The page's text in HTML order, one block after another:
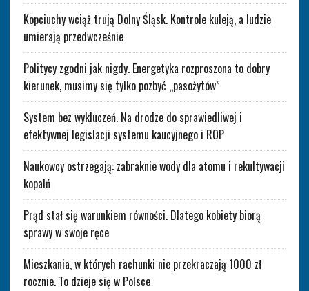
Kopciuchy wciąż trują Dolny Śląsk. Kontrole kuleją, a ludzie
umierają przedwcześnie
Politycy zgodni jak nigdy. Energetyka rozproszona to dobry
kierunek, musimy się tylko pozbyć „pasożytów”
System bez wykluczeń. Na drodze do sprawiedliwej i
efektywnej legislacji systemu kaucyjnego i ROP
Naukowcy ostrzegają: zabraknie wody dla atomu i rekultywacji
kopalń
Prąd stał się warunkiem równości. Dlatego kobiety biorą
sprawy w swoje ręce
Mieszkania, w których rachunki nie przekraczają 1000 zł
rocznie. To dzieje się w Polsce